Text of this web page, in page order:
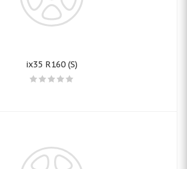
ix35 R160 (S)